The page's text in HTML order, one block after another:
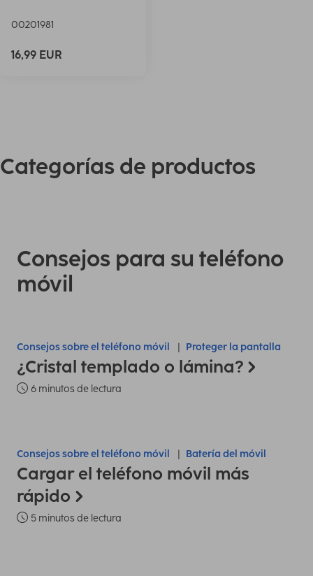
00201981
16,99 EUR
Categorías de productos
Consejos para su teléfono
móvil
Consejos sobre el teléfono móvil Proteger la pantalla
¿Cristal templado o lámina?
6 minutos de lectura
Consejos sobre el teléfono móvil Batería del móvil
Cargar el teléfono móvil más
rápido
5 minutos de lectura